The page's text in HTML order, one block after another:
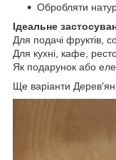
Обробляти
Ідеальне
Для подачі фруктів,
Для кухні, кафе,
Як подарунок або
Ще варіанти